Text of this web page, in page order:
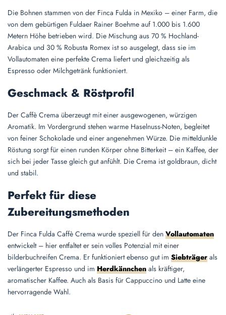
Die Bohnen stammen von der Finca Fulda in Mexiko – einer Farm, die
von dem gebürtigen Fuldaer Rainer Boehme auf 1.000 bis 1.600
Metern Höhe betrieben wird. Die Mischung aus 70 % Hochland-
Arabica und 30 % Robusta Romex ist so ausgelegt, dass sie im
Vollautomaten eine perfekte Crema liefert und gleichzeitig als
Espresso oder Milchgetränk funktioniert.
Geschmack & Röstprofil
Der Caffè Crema überzeugt mit einer ausgewogenen, würzigen
Aromatik. Im Vordergrund stehen warme Haselnuss-Noten, begleitet
von feiner Schokolade und einer angenehmen Würze. Die mitteldunkle
Röstung sorgt für einen runden Körper ohne Bitterkeit – ein Kaffee, der
sich bei jeder Tasse gleich gut anfühlt. Die Crema ist goldbraun, dicht
und stabil.
Perfekt für diese
Zubereitungsmethoden
Der Finca Fulda Caffè Crema wurde speziell für den Vollautomaten
entwickelt – hier entfaltet er sein volles Potenzial mit einer
bilderbuchreifen Crema. Er funktioniert ebenso gut im Siebträger als
verlängerter Espresso und im Herdkännchen als kräftiger,
aromatischer Kaffee. Auch als Basis für Cappuccino und Latte eine
hervorragende Wahl.